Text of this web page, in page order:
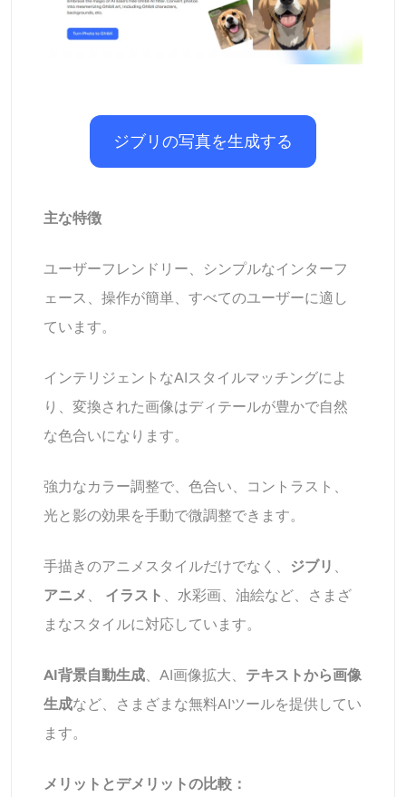
ジブリの写真を生成する
主な特徴
ユーザーフレンドリー、シンプルなインターフ
ェース、操作が簡単、すべてのユーザーに適し
ています。
インテリジェントなAIスタイルマッチングによ
り、変換された画像はディテールが豊かで自然
な色合いになります。
強力なカラー調整で、色合い、コントラスト、
光と影の効果を手動で微調整できます。
手描きのアニメスタイルだけでなく、 ジブリ 、
アニメ 、 イラスト 、水彩画、油絵など、さまざ
まなスタイルに対応しています。
AI背景自動生成、AI画像拡大、 テキストから画像
生成など、さまざまな無料AIツールを提供してい
ます。
メリットとデメリットの比較：